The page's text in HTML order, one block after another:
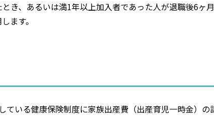
き、あるいは満1年以上加入者であった人が退職後6ヶ
ます。
いる健康保険制度に家族出産費（出産育児一時金）の